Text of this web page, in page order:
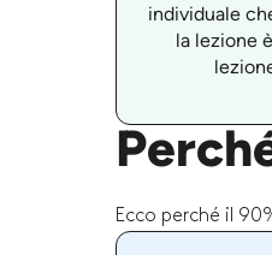
individuale
la lezione
Ecco perché il